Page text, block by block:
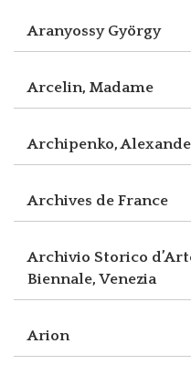
Aranyossy György
Arcelin, Madame
Archipenko,
Archives de France
Archivio Storico
Biennale, Venezia
Arion